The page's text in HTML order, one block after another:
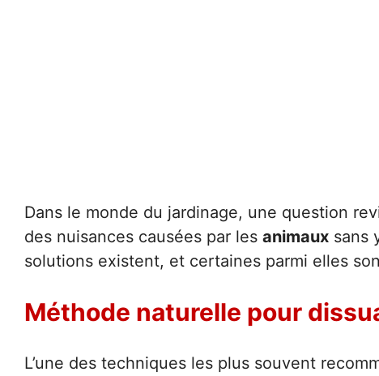
Dans le monde du jardinage, une question
des nuisances causées par les animaux sans
solutions existent, et certaines parmi elles
Méthode naturelle pour
L’une des techniques les plus souvent